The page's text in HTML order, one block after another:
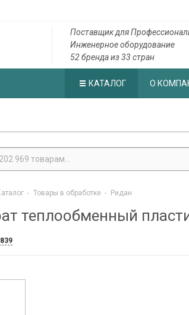
Поставщик для
Инженерное оборудование
52 бренда из 33 стран
КАТАЛОГ О
- Товары в обработке - Ридан
теплообменный